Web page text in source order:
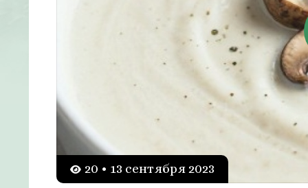
20 • 13 сентября 2023